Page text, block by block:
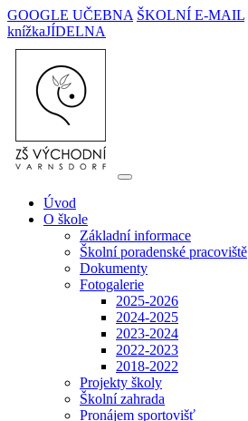
GOOGLE UČEBNA ŠKOLNÍ E-MAIL
knížkaJÍDELNA
Úvod
O škole
Základní informace
Školní poradenské pracoviště
Dokumenty
Fotogalerie
2025-2026
2024-2025
2023-2024
2022-2023
2018-2022
Projekty školy
Školní zahrada
Pronájem sportovišť